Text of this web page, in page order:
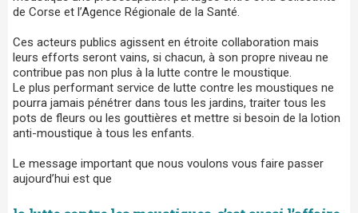
de Corse et l’Agence Régionale de la Santé.
Ces acteurs publics agissent en étroite collaboration mais
leurs efforts seront vains, si chacun, à son propre niveau ne
contribue pas non plus à la lutte contre le moustique.
Le plus performant service de lutte contre les moustiques ne
pourra jamais pénétrer dans tous les jardins, traiter tous les
pots de fleurs ou les gouttières et mettre si besoin de la lotion
anti-moustique à tous les enfants.
Le message important que nous voulons vous faire passer
aujourd’hui est que